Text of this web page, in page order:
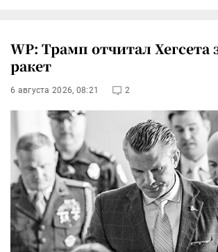
WP: Трамп отчитал Хегсета
ракет
6 августа 2026, 08:21 2